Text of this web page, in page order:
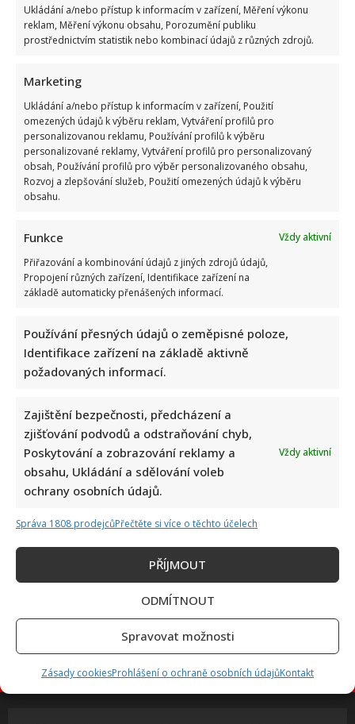
Ukládání a/nebo přístup k informacím v zařízení, Měření výkonu
reklam, Měření výkonu obsahu, Porozumění publiku
prostřednictvím statistik nebo kombinací údajů z různých zdrojů.
Marketing
Ukládání a/nebo přístup k informacím v zařízení, Použití
omezených údajů k výběru reklam, Vytváření profilů pro
personalizovanou reklamu, Používání profilů k výběru
personalizované reklamy, Vytváření profilů pro personalizovaný
obsah, Používání profilů pro výběr personalizovaného obsahu,
Rozvoj a zlepšování služeb, Použití omezených údajů k výběru
obsahu.
Funkce
Vždy aktivní
Přiřazování a kombinování údajů z jiných zdrojů údajů,
Propojení různých zařízení, Identifikace zařízení na
základě automaticky přenášených informací.
Používání přesných údajů o zeměpisné poloze,
Identifikace zařízení na základě aktivně
požadovaných informací.
Zajištění bezpečnosti, předcházení a
zjišťování podvodů a odstraňování chyb,
Poskytování a zobrazování reklamy a
obsahu, Ukládání a sdělování voleb
ochrany osobních údajů.
Vždy aktivní
Správa 1808 prodejcůPřečtěte si více o těchto účelech
PŘÍJMOUT
ODMÍTNOUT
Spravovat možnosti
Zásady cookiesProhlášení o ochraně osobních údajůKontakt
Marek Ztracený zrušil velkolepé finále svého koncertu na
Letné
Test znalostí o československých pohádkách: Bez chyby
projde málokdo, pamětníci by ale měli dát alespoň 8/10
Petr Macinka se pochlubil vzácnými fotkami své dcery z
oslavy narozenin: Fanoušci lichotí celé rodině
Leoš Mareš odhalil, kolik stojí synovo studium na Floridě:
Jde o více než milion ročně